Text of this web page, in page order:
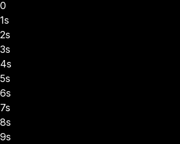
0
1s
2s
3s
4s
5s
6s
7s
8s
9s